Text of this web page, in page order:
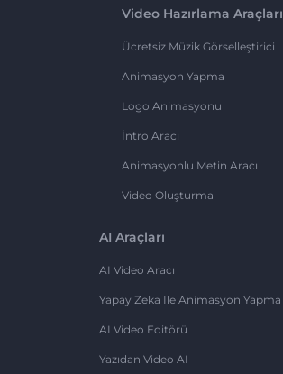
Video Hazırlama Araçları
Ücretsiz Müzik Görselleştirici
Animasyon Yapma
Logo Animasyonu
İntro Aracı
Animasyonlu Metin Aracı
Video Oluşturma
AI Araçları
AI Video Aracı
Yapay Zeka Ile Animasyon Yapma
AI Video Editörü
Yazıdan Video AI